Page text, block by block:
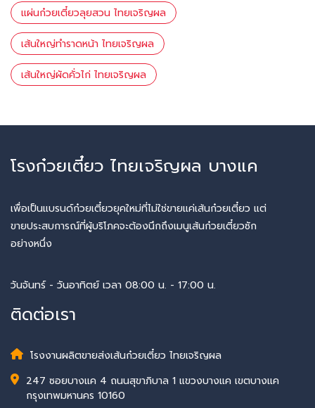
แผ่นก๋วยเตี๋ยวลุยสวน ไทยเจริญผล
เส้นใหญ่ทำราดหน้า ไทยเจริญผล
เส้นใหญ่ผัดคั่วไก่ ไทยเจริญผล
โรงก๋วยเตี๋ยว ไทยเจริญผล บางแค
เพื่อเป็นแบรนด์ก๋วยเตี๋ยวยุคใหม่ที่ไม่ใช่ขายแค่เส้นก๋วยเตี๋ยว แต่
ขายประสบการณ์ที่ผู้บริโภคจะต้องนึกถึงเมนูเส้นก๋วยเตี๋ยวซัก
อย่างหนึ่ง
วันจันทร์ - วันอาทิตย์ เวลา 08:00 น. - 17:00 น.
ติดต่อเรา
โรงงานผลิตขายส่งเส้นก๋วยเตี๋ยว ไทยเจริญผล
247 ซอยบางแค 4 ถนนสุขาภิบาล 1 แขวงบางแค เขตบางแค
กรุงเทพมหานคร 10160